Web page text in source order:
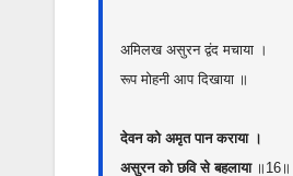
अमिलख असुरन द्वंद मचाया ।
रूप मोहनी आप दिखाया ॥
देवन को अमृत पान कराया ।
असुरन को छवि से बहलाया॥16॥